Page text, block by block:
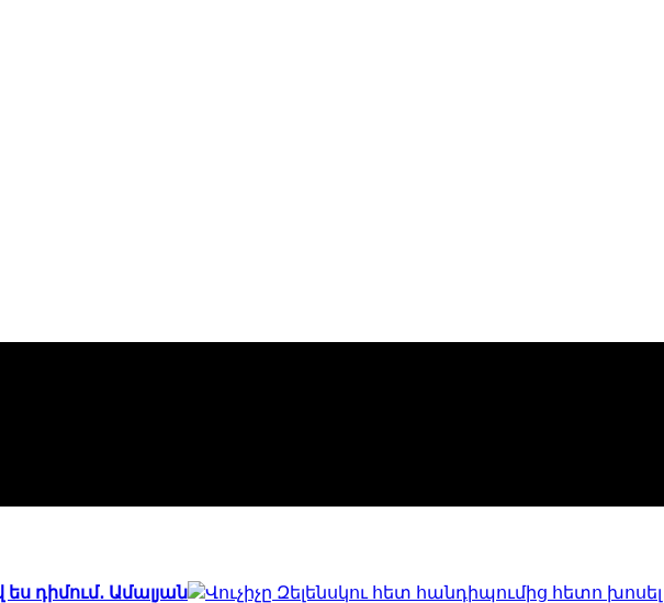
դիմում․ Ամալյան
Վուչիչը Զելենսկու հետ հանդիպումից հետո